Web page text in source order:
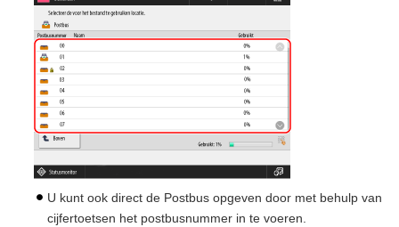
U kunt ook direct de Postbus opgeven door met behulp van
cijfertoetsen het postbusnummer in te voeren.